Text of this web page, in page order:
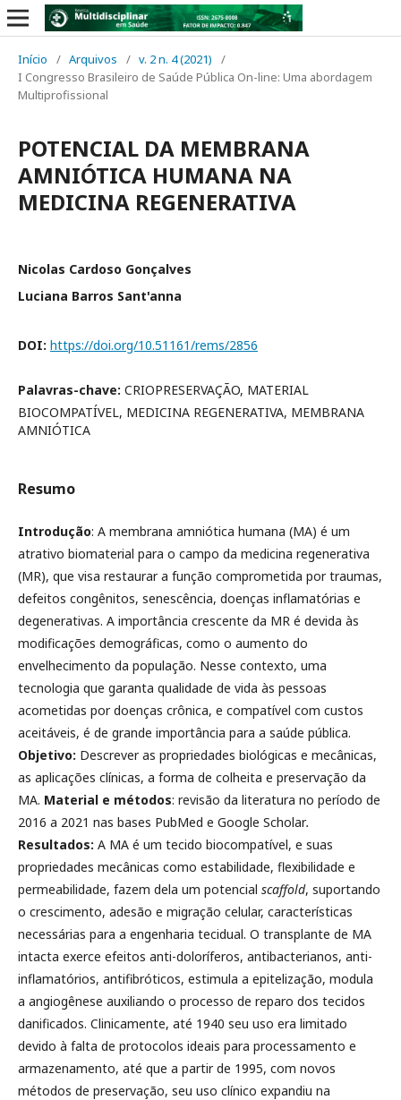
Início / Arquivos / v. 2 n. 4 (2021)
/
I Congresso Brasileiro de Saúde Pública On-line: Uma abordagem
Multiprofissional
POTENCIAL DA MEMBRANA
AMNIÓTICA HUMANA NA
MEDICINA REGENERATIVA
Nicolas Cardoso Gonçalves
Luciana Barros Sant'anna
DOI: https://doi.org/10.51161/rems/2856
Palavras-chave: CRIOPRESERVAÇÃO, MATERIAL
BIOCOMPATÍVEL, MEDICINA REGENERATIVA, MEMBRANA
AMNIÓTICA
Resumo
Introdução: A membrana amniótica humana (MA) é um
atrativo biomaterial para o campo da medicina regenerativa
(MR), que visa restaurar a função comprometida por traumas,
defeitos congênitos, senescência, doenças inflamatórias e
degenerativas. A importância crescente da MR é devida às
modificações demográficas, como o aumento do
envelhecimento da população. Nesse contexto, uma
tecnologia que garanta qualidade de vida às pessoas
acometidas por doenças crônica, e compatível com custos
aceitáveis, é de grande importância para a saúde pública.
Objetivo: Descrever as propriedades biológicas e mecânicas,
as aplicações clínicas, a forma de colheita e preservação da
MA. Material e métodos: revisão da literatura no período de
2016 a 2021 nas bases PubMed e Google Scholar.
Resultados: A MA é um tecido biocompatível, e suas
propriedades mecânicas como estabilidade, flexibilidade e
permeabilidade, fazem dela um potencial scaffold, suportando
o crescimento, adesão e migração celular, características
necessárias para a engenharia tecidual. O transplante de MA
intacta exerce efeitos anti-doloríferos, antibacterianos, anti-
inflamatórios, antifibróticos, estimula a epitelização, modula
a angiogênese auxiliando o processo de reparo dos tecidos
danificados. Clinicamente, até 1940 seu uso era limitado
devido à falta de protocolos ideais para processamento e
armazenamento, até que a partir de 1995, com novos
métodos de preservação, seu uso clínico expandiu na